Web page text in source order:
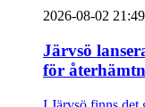
2026-08-02 21:49
Järvsö
för